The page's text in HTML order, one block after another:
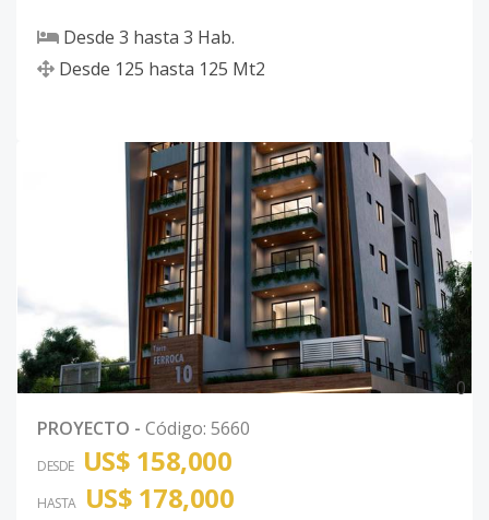
Desde 3 hasta 3 Hab.
Desde 125 hasta 125 Mt2
0
PROYECTO - Código: 5660
DESDE US$ 158,000
HASTA US$ 178,000